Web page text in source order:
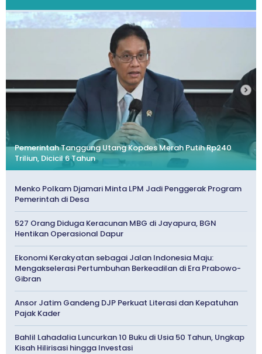
Pemerintah Tanggung Utang Kopdes Merah Putih Rp240
Triliun, Dicicil 6 Tahun
Menko Polkam Djamari Minta LPM Jadi Penggerak Program
Pemerintah di Desa
527 Orang Diduga Keracunan MBG di Jayapura, BGN
Hentikan Operasional Dapur
Ekonomi Kerakyatan sebagai Jalan Indonesia Maju:
Mengakselerasi Pertumbuhan Berkeadilan di Era Prabowo-
Gibran
Ansor Jatim Gandeng DJP Perkuat Literasi dan Kepatuhan
Pajak Kader
Bahlil Lahadalia Luncurkan 10 Buku di Usia 50 Tahun, Ungkap
Kisah Hilirisasi hingga Investasi